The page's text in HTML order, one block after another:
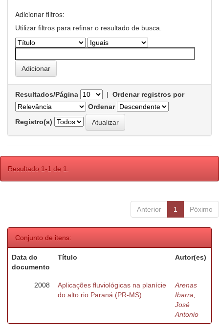
Adicionar filtros:
Utilizar filtros para refinar o resultado de busca.
Resultados/Página | Ordenar registros por
Ordenar
Registro(s)
Resultado 1-1 de 1.
Anterior 1 Póximo
Conjunto de itens:
Data do
documento
Título Autor(es)
2008
Aplicações fluviológicas na planície
do alto rio Paraná (PR-MS).
Arenas
Ibarra,
José
Antonio